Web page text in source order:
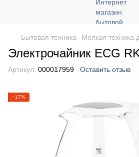
Бытовая техника Мелкая техника
Электрочайник ECG
Артикул: 000017959 Оставить отзыв
−17%